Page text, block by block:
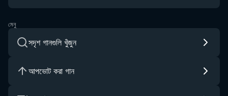
মেনু
সদৃশ গানগুলি খুঁজুন
আপভোট করা গান